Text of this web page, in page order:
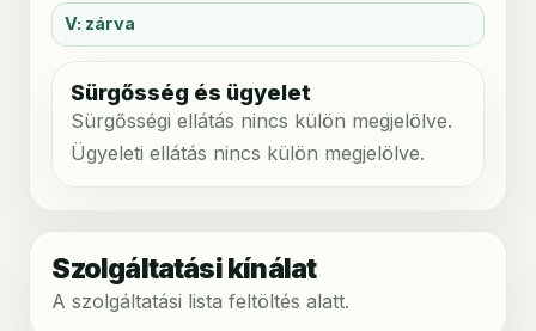
V: zárva
Sürgősség és ügyelet
Sürgősségi ellátás nincs külön megjelölve.
Ügyeleti ellátás nincs külön megjelölve.
Szolgáltatási kínálat
A szolgáltatási lista feltöltés alatt.